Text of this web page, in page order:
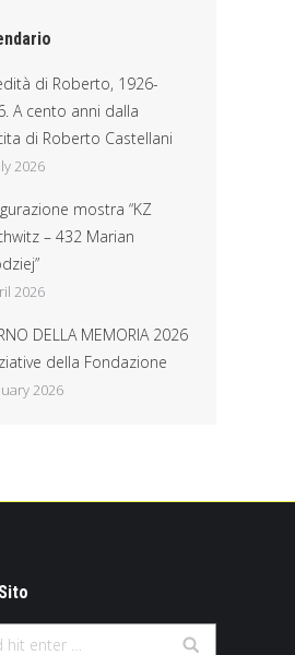
di Roberto, 1926-
A cento anni dalla
di Roberto Castellani
2026
mostra “KZ
– 432 Marian
2026
DELLA MEMORIA 2026
della Fondazione
2026